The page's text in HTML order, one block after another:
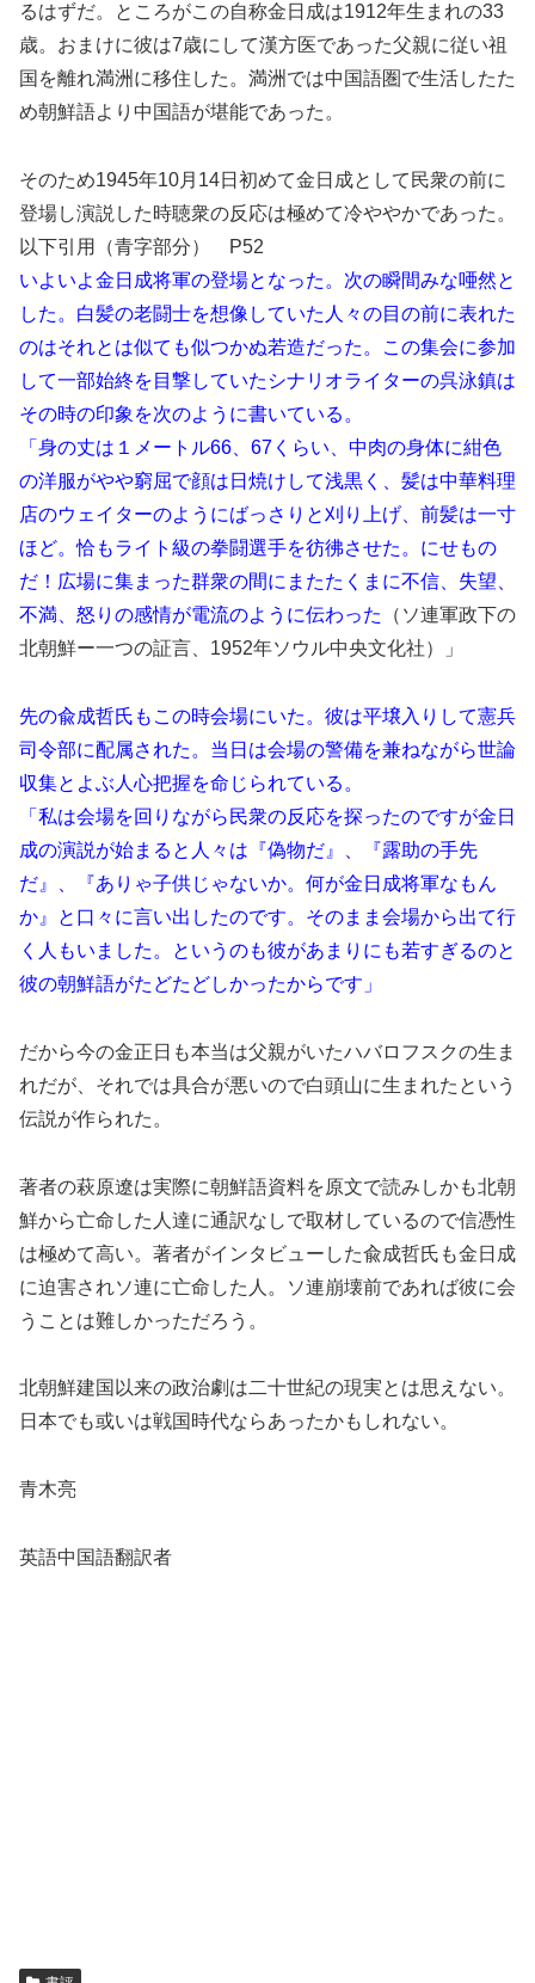
るはずだ。ところがこの自称金日成は1912年生まれの33
歳。おまけに彼は7歳にして漢方医であった父親に従い祖
国を離れ満洲に移住した。満洲では中国語圏で生活したた
め朝鮮語より中国語が堪能であった。
そのため1945年10月14日初めて金日成として民衆の前に
登場し演説した時聴衆の反応は極めて冷ややかであった。
以下引用（青字部分） P52
いよいよ金日成将軍の登場となった。次の瞬間みな唖然と
した。白髪の老闘士を想像していた人々の目の前に表れた
のはそれとは似ても似つかぬ若造だった。この集会に参加
して一部始終を目撃していたシナリオライターの呉泳鎮は
その時の印象を次のように書いている。
「身の丈は１メートル66、67くらい、中肉の身体に紺色
の洋服がやや窮屈で顔は日焼けして浅黒く、髪は中華料理
店のウェイターのようにばっさりと刈り上げ、前髪は一寸
ほど。恰もライト級の拳闘選手を彷彿させた。にせもの
だ！広場に集まった群衆の間にまたたくまに不信、失望、
不満、怒りの感情が電流のように伝わった
（ソ連軍政下の
北朝鮮ー一つの証言、1952年ソウル中央文化社）」
先の兪成哲氏もこの時会場にいた。彼は平壌入りして憲兵
司令部に配属された。当日は会場の警備を兼ねながら世論
収集とよぶ人心把握を命じられている。
「私は会場を回りながら民衆の反応を探ったのですが金日
成の演説が始まると人々は『偽物だ』、『露助の手先
だ』、『ありゃ子供じゃないか。何が金日成将軍なもん
か』と口々に言い出したのです。そのまま会場から出て行
く人もいました。というのも彼があまりにも若すぎるのと
彼の朝鮮語がたどたどしかったからです」
だから今の金正日も本当は父親がいたハバロフスクの生ま
れだが、それでは具合が悪いので白頭山に生まれたという
伝説が作られた。
著者の萩原遼は実際に朝鮮語資料を原文で読みしかも北朝
鮮から亡命した人達に通訳なしで取材しているので信憑性
は極めて高い。著者がインタビューした兪成哲氏も金日成
に迫害されソ連に亡命した人。ソ連崩壊前であれば彼に会
うことは難しかっただろう。
北朝鮮建国以来の政治劇は二十世紀の現実とは思えない。
日本でも或いは戦国時代ならあったかもしれない。
青木亮
英語中国語翻訳者